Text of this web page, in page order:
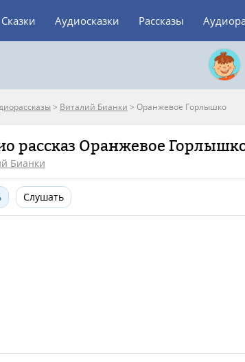
Сказки Аудиосказки Рассказы
> Виталий Бианки > Оранжевое Горлышко
рассказ Оранжевое
Бианки
Слушать